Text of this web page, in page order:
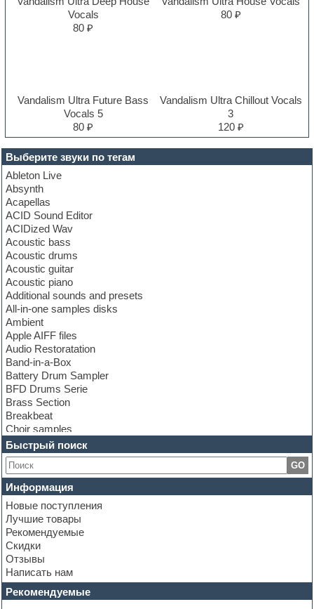
Выберите звуки по тегам
Ableton Live
Absynth
Acapellas
ACID Sound Editor
ACIDized Wav
Acoustic bass
Acoustic drums
Acoustic guitar
Acoustic piano
Additional sounds and presets
All-in-one samples disks
Ambient
Apple AIFF files
Audio Restoratation
Band-in-a-Box
Battery Drum Sampler
BFD Drums Serie
Brass Section
Breakbeat
Choir samples
Chris Hein Samples
Cinematic samples
Club bass
Club leads
Club sounds
Construction kits
Convolution
Cubase
Dance drums
Dance music production tutorials
DAW
Disco samples
DJ Software
Быстрый поиск
GO
Информация
Новые поступления
Лучшие товары
Рекомендуемые
Скидки
Отзывы
Написать нам
Рекомендуемые
Vocals
80 ₽
80 ₽
Vandalism Ultra Future Bass
Vocals 5
80 ₽
Vandalism Ultra Chillout Vocals
3
120 ₽